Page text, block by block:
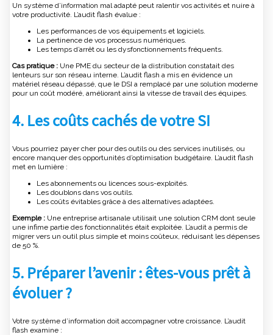
Un système d’information mal adapté peut ralentir vos activités et nuire à
votre productivité. L’audit flash évalue :
Les performances de vos équipements et logiciels.
La pertinence de vos processus numériques.
Les temps d’arrêt ou les dysfonctionnements fréquents.
Cas pratique : Une PME du secteur de la distribution constatait des
lenteurs sur son réseau interne. L’audit flash a mis en évidence un
matériel réseau dépassé, que le DSI a remplacé par une solution moderne
pour un coût modéré, améliorant ainsi la vitesse de travail des équipes.
4. Les coûts cachés de votre SI
Vous pourriez payer cher pour des outils ou des services inutilisés, ou
encore manquer des opportunités d’optimisation budgétaire. L’audit flash
met en lumière :
Les abonnements ou licences sous-exploités.
Les doublons dans vos outils.
Les coûts évitables grâce à des alternatives adaptées.
Exemple : Une entreprise artisanale utilisait une solution CRM dont seule
une infime partie des fonctionnalités était exploitée. L’audit a permis de
migrer vers un outil plus simple et moins coûteux, réduisant les dépenses
de 50 %.
5. Préparer l’avenir : êtes-vous prêt à
évoluer ?
Votre système d’information doit accompagner votre croissance. L’audit
flash examine :